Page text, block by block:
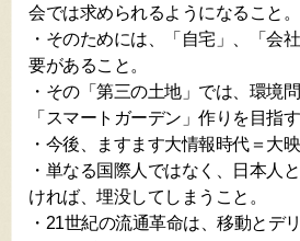
会では求められるようになること。
・そのためには、「自宅」、「会
要があること。
・その「第三の土地」では、環境
「スマートガーデン」作りを目指す
・今後、ますます大情報時代＝大
・単なる国際人ではなく、日本人
ければ、埋没してしまうこと。
・21世紀の流通革命は、移動とデ